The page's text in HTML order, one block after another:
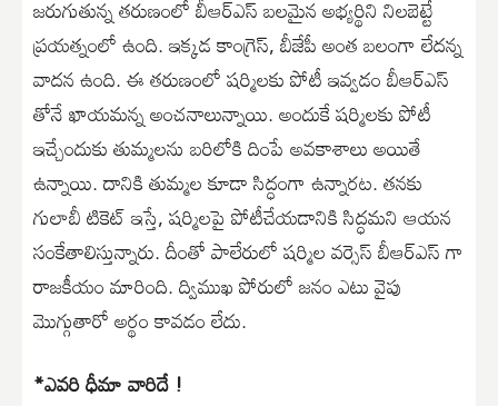
జరుగుతున్న తరుణంలో బీఆర్ఎస్ బలమైన అభ్యర్థిని నిలబెట్టే
ప్రయత్నంలో ఉంది. ఇక్కడ కాంగ్రెస్, బీజేపీ అంత బలంగా లేదన్న
వాదన ఉంది. ఈ తరుణంలో షర్మిలకు పోటీ ఇవ్వడం బీఆర్ఎస్
తోనే ఖాయమన్న అంచనాలున్నాయి. అందుకే షర్మిలకు పోటీ
ఇచ్చేందుకు తుమ్మలను బరిలోకి దింపే అవకాశాలు అయితే
ఉన్నాయి. దానికి తుమ్మల కూడా సిద్ధంగా ఉన్నారట. తనకు
గులాబీ టికెట్ ఇస్తే, షర్మిలపై పోటీచేయడానికి సిద్ధమని ఆయన
సంకేతాలిస్తున్నారు. దీంతో పాలేరులో షర్మిల వర్సెస్ బీఆర్ఎస్ గా
రాజకీయం మారింది. ద్విముఖ పోరులో జనం ఎటు వైపు
మొగ్గుతారో అర్థం కావడం లేదు.
*ఎవరి ధీమా వారిదే !